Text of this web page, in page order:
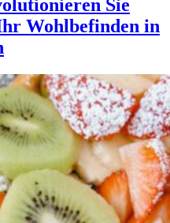
Sie
Wohlbefinden in